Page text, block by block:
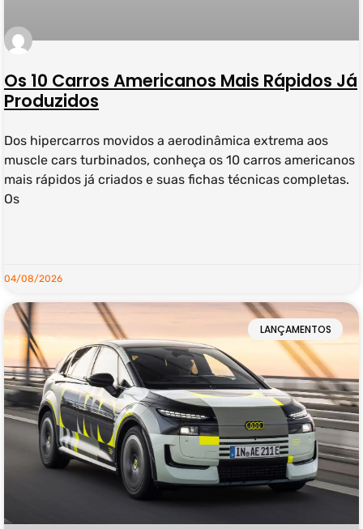
Os 10 Carros Americanos Mais Rápidos Já
Produzidos
Dos hipercarros movidos a aerodinâmica extrema aos
muscle cars turbinados, conheça os 10 carros americanos
mais rápidos já criados e suas fichas técnicas completas.
Os
04/08/2026
LANÇAMENTOS